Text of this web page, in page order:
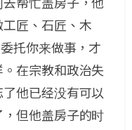
帮忙盖房子，他
匠、石匠、木
托你来做事，才
在宗教和政治失
他已经没有可以
但他盖房子的时